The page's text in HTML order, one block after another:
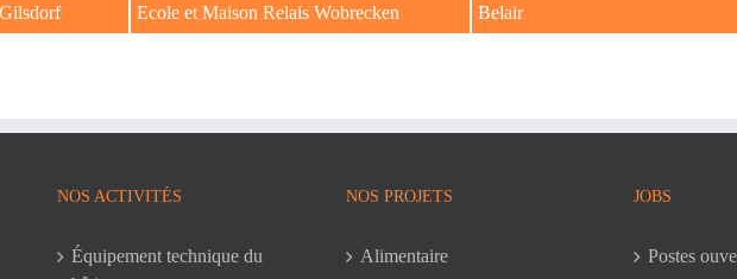
Ecole et Maison Relais Wobrecken
Belair
NOS ACTIVITÉS
Équipement technique du
NOS PROJETS
Alimentaire
JOBS
Postes